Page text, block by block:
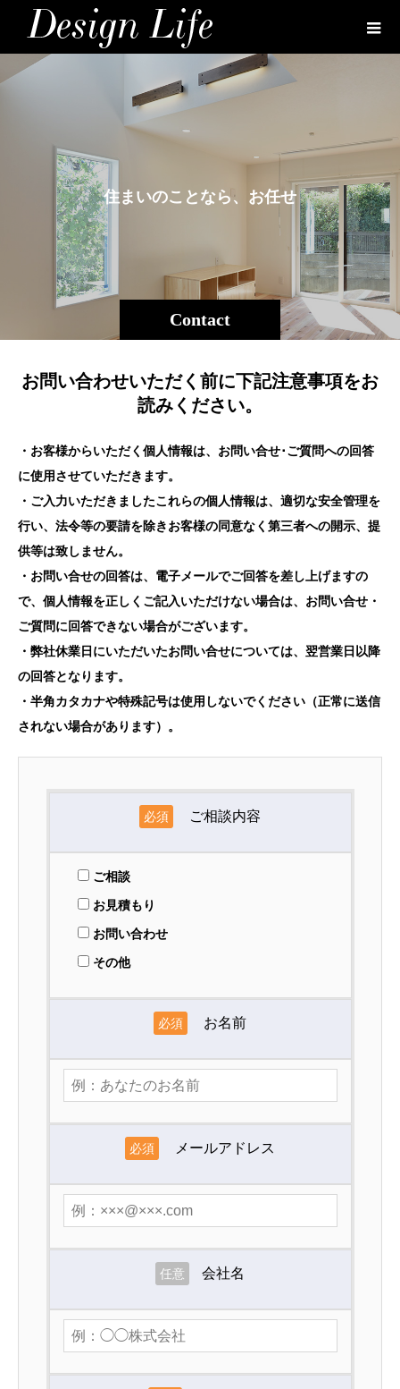
Contact
住まい のこと なら、お 任せく だ
お問い合わせいただく前に下記注意事項をお
読みください。
・お客様からいただく個人情報は、お問い合せ･ご質問への回答
に使用させていただきます。
・ご入力いただきましたこれらの個人情報は、適切な安全管理を
行い、法令等の要請を除きお客様の同意なく第三者への開示、提
供等は致しません。
・お問い合せの回答は、電子メールでご回答を差し上げますの
で、個人情報を正しくご記入いただけない場合は、お問い合せ・
ご質問に回答できない場合がございます。
・弊社休業日にいただいたお問い合せについては、翌営業日以降
の回答となります。
・半角カタカナや特殊記号は使用しないでください（正常に送信
されない場合があります）。
必須 ご相談内容
ご相談
お見積もり
お問い合わせ
その他
必須 お名前
必須 メールアドレス
任意 会社名